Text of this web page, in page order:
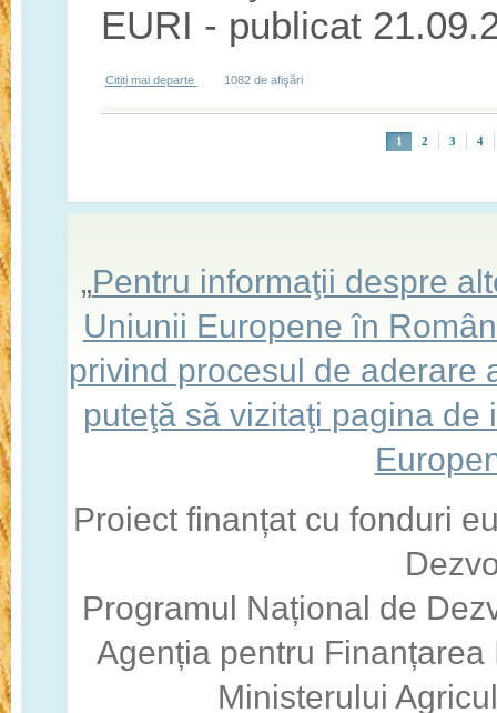
EURI - publicat
Citiți mai departe despre Sesiunea 2/2023 - Măsura 4/6A - "Investiţii în
1082 de afişări
1 2 3 4
„Pentru informaţii despre
Uniunii Europene în
privind procesul de aderare
puteţă să vizitaţi pagina
Proiect finanțat cu fonduri
Programul Național de
Agenția pentru
Ministerului